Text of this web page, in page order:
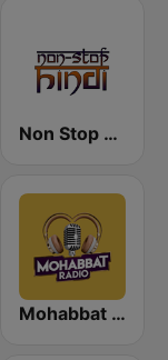
Non Stop Hindi
Mohabbat Radio